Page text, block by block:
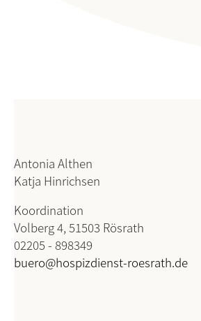
Antonia Althen
Katja Hinrichsen
Koordination
Volberg 4, 51503 Rösrath
02205 - 898349
buero@hospizdienst-roesrath.de